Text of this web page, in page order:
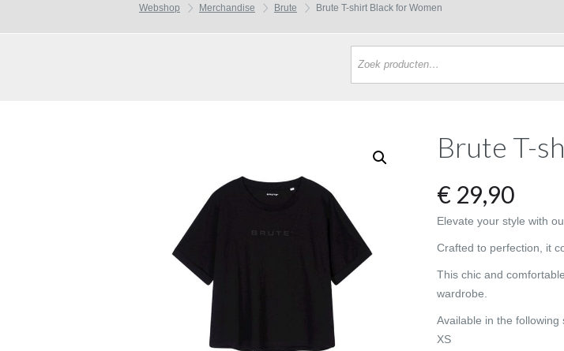
Webshop Merchandise Brute Brute T-shirt Black for Women
Brute T-
€29,90
Elevate your style with
Crafted to perfection, it
This chic and
wardrobe.
Available in the following
XS